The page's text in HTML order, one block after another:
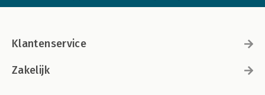
Klantenservice
Zakelijk